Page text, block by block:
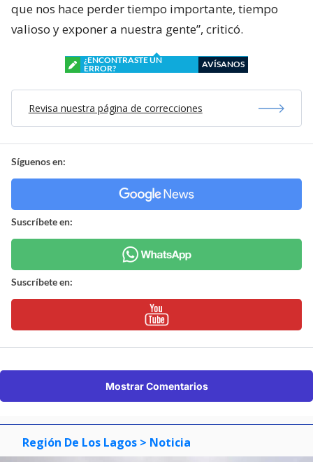
que nos hace perder tiempo importante, tiempo
valioso y exponer a nuestra gente”, criticó.
¿ENCONTRASTE UN
ERROR?
AVÍSANOS
Revisa nuestra página de correcciones
Síguenos en:
Suscríbete en:
Suscríbete en:
Mostrar Comentarios
Región De Los Lagos > Noticia